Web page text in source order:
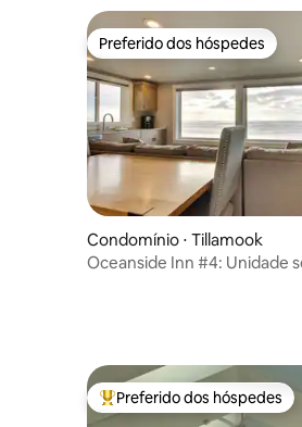
Preferido dos hóspedes
Preferido dos hóspedes
Condomínio ⋅ Tillamook
Oceanside Inn #4: Unidade
Entre os melhores
Preferido dos hóspedes